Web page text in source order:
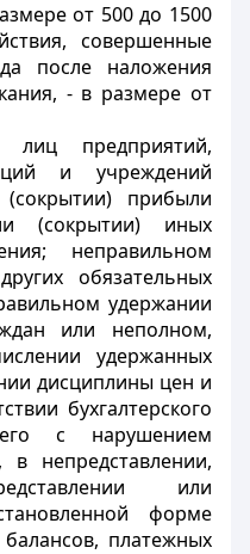
от 500 до 1500
совершенные
после наложения
- в размере от
предприятий,
и учреждений
прибыли
(сокрытии) иных
неправильном
обязательных
удержании
или неполном,
удержанных
дисциплины цен и
бухгалтерского
с нарушением
в непредставлении,
или
форме
балансов, платежных